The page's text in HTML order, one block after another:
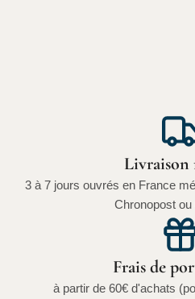
Livraison
3 à 7 jours ouvrés en France
Chronopost
Frais de
à partir de 60€ d'achats